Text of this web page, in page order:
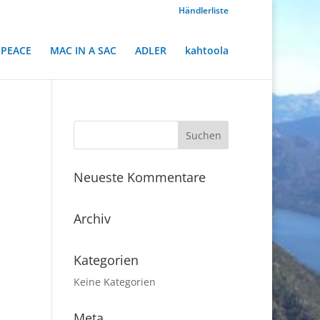
Händlerliste
MAC IN A SAC ADLER kahtoola
Neueste Kommentare
Archiv
Kategorien
Keine Kategorien